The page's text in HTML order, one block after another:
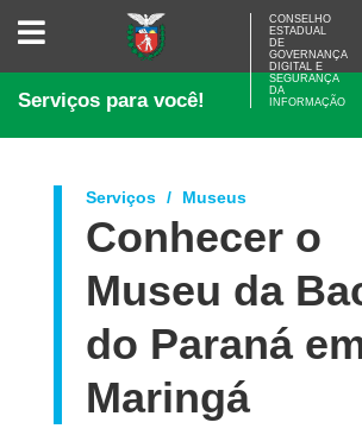
CONSELHO
ESTADUAL
GOVERNANÇA
E
DA
CONSELHO
ESTADUAL
DE
GOVERNANÇA
DIGITAL E
SEGURANÇA
DA
INFORMAÇÃO
Serviços para você!
Serviços Museus
Conhecer o
Museu da
do Paraná
Maringá